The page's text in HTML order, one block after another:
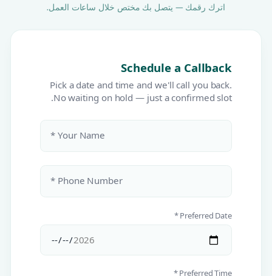
اترك رقمك — يتصل بك مختص خلال ساعات العمل.
Schedule a Callback
Pick a date and time and we'll call you back.
No waiting on hold — just a confirmed slot.
Your Name *
Phone Number *
Preferred Date *
Preferred Time *